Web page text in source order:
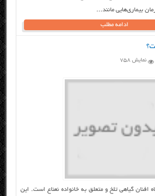
بیماری‌هایی مانند...
ادامه مطلب
نمایش 758
افنان گیاهی تلخ و متعلق به خانواده نعناع است. این